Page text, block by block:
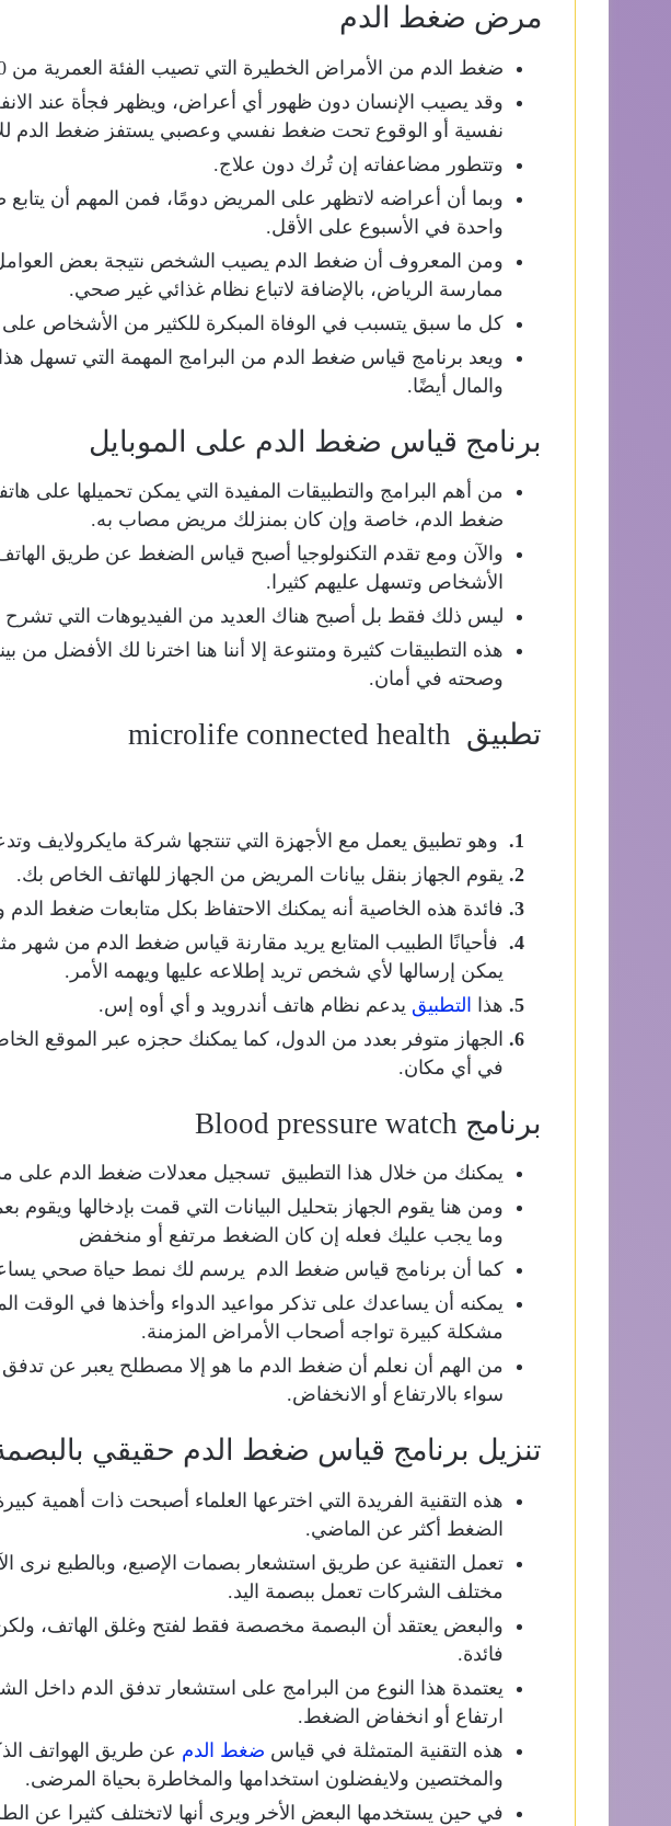
مرض ضغط الدم
ضغط الدم من الأمراض الخطيرة التي تصيب الفئة العمرية من 30 ل80 عامًا.
وقد يصيب الإنسان دون ظهور أي أعراض، ويظهر فجأة عند
نفسية أو الوقوع تحت ضغط نفسي وعصبي يستفز ضغط الدم
وتتطور مضاعفاته إن تُرك دون علاج.
وبما أن أعراضه لاتظهر على المريض دومًا، فمن المهم أن
واحدة في الأسبوع على الأقل.
ومن المعروف أن ضغط الدم يصيب الشخص نتيجة بعض العوامل
ممارسة الرياض، بالإضافة لاتباع نظام غذائي غير صحي.
كل ما سبق يتسبب في الوفاة المبكرة للكثير من الأشخاص على
ويعد برنامج قياس ضغط الدم من البرامج المهمة التي تسهل
والمال أيضًا.
برنامج قياس ضغط الدم على الموبايل
من أهم البرامج والتطبيقات المفيدة التي يمكن تحميلها على
ضغط الدم، خاصة وإن كان بمنزلك مريض مصاب به.
والآن ومع تقدم التكنولوجيا أصبح قياس الضغط عن طريق
الأشخاص وتسهل عليهم كثيرا.
ليس ذلك فقط بل أصبح هناك العديد من الفيديوهات التي تشرح
هذه التطبيقات كثيرة ومتنوعة إلا أننا هنا اخترنا لك الأفضل
وصحته في أمان.
تطبيق microlife connected health
وهو تطبيق يعمل مع الأجهزة التي تنتجها شركة مايكرولايف
يقوم الجهاز بنقل بيانات المريض من الجهاز للهاتف الخاص بك.
فائدة هذه الخاصية أنه يمكنك الاحتفاظ بكل متابعات ضغط
فأحيانًا الطبيب المتابع يريد مقارنة قياس ضغط الدم من شهر
يمكن إرسالها لأي شخص تريد إطلاعه عليها ويهمه الأمر.
هذا التطبيق يدعم نظام هاتف أندرويد و أي أوه إس.
الجهاز متوفر بعدد من الدول، كما يمكنك حجزه عبر الموقع
في أي مكان.
برنامج Blood pressure watch
يمكنك من خلال هذا التطبيق تسجيل معدلات ضغط الدم على مدار
ومن هنا يقوم الجهاز بتحليل البيانات التي قمت بإدخالها ويقوم
وما يجب عليك فعله إن كان الضغط مرتفع أو منخفض
كما أن برنامج قياس ضغط الدم يرسم لك نمط حياة صحي
يمكنه أن يساعدك على تذكر مواعيد الدواء وأخذها في الوقت
مشكلة كبيرة تواجه أصحاب الأمراض المزمنة.
من الهم أن نعلم أن ضغط الدم ما هو إلا مصطلح يعبر عن تدفق
سواء بالارتفاع أو الانخفاض.
تنزيل برنامج قياس ضغط الدم حقيقي
هذه التقنية الفريدة التي اخترعها العلماء أصبحت ذات أهمية
الضغط أكثر عن الماضي.
تعمل التقنية عن طريق استشعار بصمات الإصبع، وبالطبع نرى
مختلف الشركات تعمل ببصمة اليد.
والبعض يعتقد أن البصمة مخصصة فقط لفتح وغلق الهاتف، ولكن
فائدة.
يعتمدة هذا النوع من البرامج على استشعار تدفق الدم داخل
ارتفاع أو انخفاض الضغط.
هذه التقنية المتمثلة في قياس ضغط الدم عن طريق الهواتف
والمختصين ولايفضلون استخدامها والمخاطرة بحياة المرضى.
في حين يستخدمها البعض الأخر ويرى أنها لاتختلف كثيرا عن